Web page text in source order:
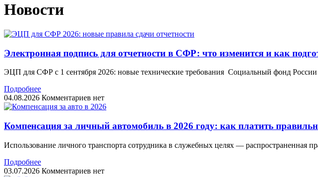
Новости
Электронная подпись для отчетности в СФР: что изменится и как
ЭЦП для СФР с 1 сентября 2026: новые технические требования Социальный фонд
Подробнее
04.08.2026 Комментариев нет
Компенсация за личный автомобиль в 2026 году: как платить
Использование личного транспорта сотрудника в служебных целях — распространенная
Подробнее
03.07.2026 Комментариев нет